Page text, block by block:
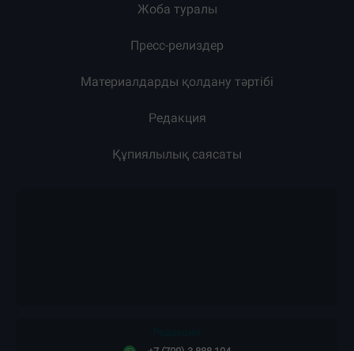
Жоба туралы
Пресс-релиздер
Материалдарды қолдану тәртібі
Редакция
Құпиялылық саясаты